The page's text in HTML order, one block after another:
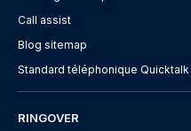
Call assist
Blog sitemap
Standard téléphonique Quicktalk
RINGOVER